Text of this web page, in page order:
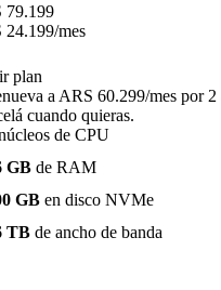
79.199
24.199/mes
plan
a ARS 60.299/mes por 2
cuando quieras.
de CPU
GB de RAM
GB en disco NVMe
TB de ancho de banda